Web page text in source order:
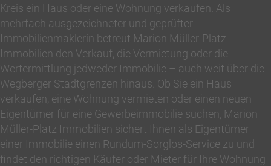
Kreis ein Haus oder eine Wohnung verkaufen. Als
mehrfach ausgezeichneter und geprüfter
Immobilienmaklerin betreut Marion Müller-Platz
Immobilien den Verkauf, die Vermietung oder die
Wertermittlung jedweder Immobilie – auch weit über die
Wegberger Stadtgrenzen hinaus. Ob Sie ein Haus
verkaufen, eine Wohnung vermieten oder einen neuen
Eigentümer für eine Gewerbeimmobilie suchen, Marion
Müller-Platz Immobilien sichert Ihnen als Eigentümer
einer Immobilie einen Rundum-Sorglos-Service zu und
findet den richtigen Käufer oder Mieter für Ihre Wohnung